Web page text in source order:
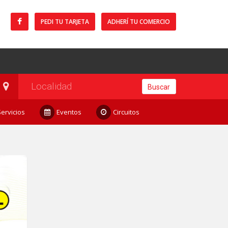
PEDI TU TARJETA ADHERÍ TU COMERCIO
Buscar
Eventos Circuitos